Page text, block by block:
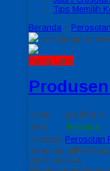
Tips Memilih
Beranda »
click image to
Paling Laris
Kode
prs fiber 2
Stok
Tersedia
Kategori Perosotan
Tentukan pilihan
INFO HARGA